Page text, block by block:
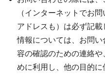
（インターネットでお
アドレスも）は必ず記
情報については、お問
容の確認のための連絡
めに利用し、他の目的